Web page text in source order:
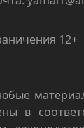
12+
в